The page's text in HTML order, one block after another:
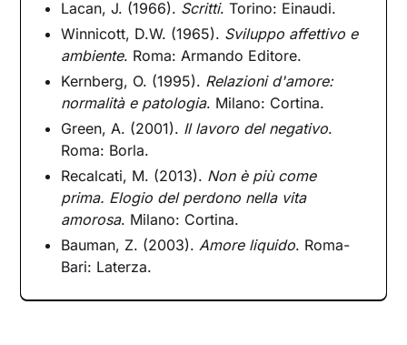
Lacan, J. (1966). Scritti. Torino: Einaudi.
Winnicott, D.W. (1965). Sviluppo affettivo e
ambiente. Roma: Armando Editore.
Kernberg, O. (1995). Relazioni d'amore:
normalità e patologia. Milano: Cortina.
Green, A. (2001). Il lavoro del negativo.
Roma: Borla.
Recalcati, M. (2013). Non è più come
prima. Elogio del perdono nella vita
amorosa. Milano: Cortina.
Bauman, Z. (2003).Amore liquido. Roma-
Bari: Laterza.